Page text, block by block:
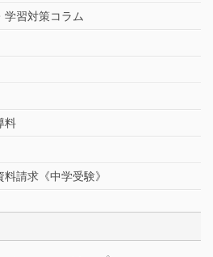
習対策コラム
料
請求《中学受験》